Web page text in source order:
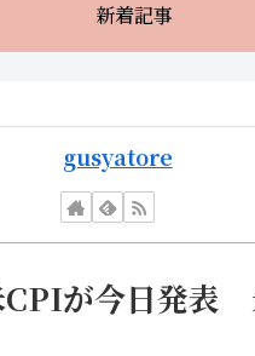
新着記事
gusyatore
CPIが今日発表